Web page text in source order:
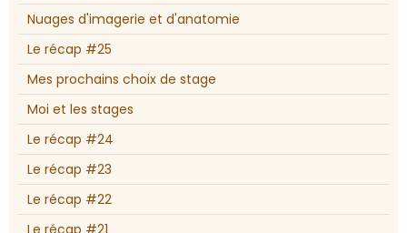
Nuages d'imagerie et d'anatomie
Le récap #25
Mes prochains choix de stage
Moi et les stages
Le récap #24
Le récap #23
Le récap #22